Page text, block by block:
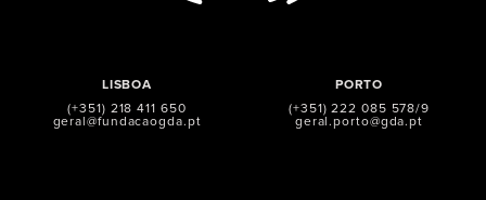
LISBOA
(+351) 218 411 650
geral@fundacaogda.pt
PORTO
(+351) 222 085 578/9
geral.porto@gda.pt